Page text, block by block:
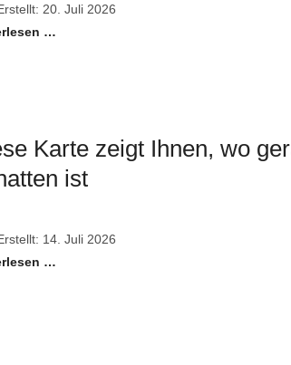
20. Juli 2026
…
Karte zeigt Ihnen, wo
ist
14. Juli 2026
…